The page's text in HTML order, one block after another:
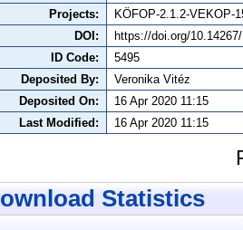
Projects:
KÖFOP-2.1.2-VEKOP-
DOI:
https://doi.org/
ID Code:
5495
Deposited By:
Veronika Vitéz
Deposited On:
16 Apr 2020 11:15
Last Modified:
16 Apr 2020 11:15
Statistics